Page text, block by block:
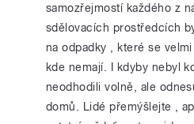
samozřejmostí každého z
sdělovacích prostředcích
na odpadky , které se
kde nemají. I kdyby nebyl
neodhodili volně, ale
domů. Lidé přemýšlejte ,